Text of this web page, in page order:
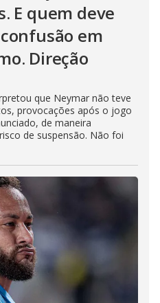
E quem deve
em
Direção
que Neymar não teve
provocações após o jogo
de maneira
de suspensão. Não foi